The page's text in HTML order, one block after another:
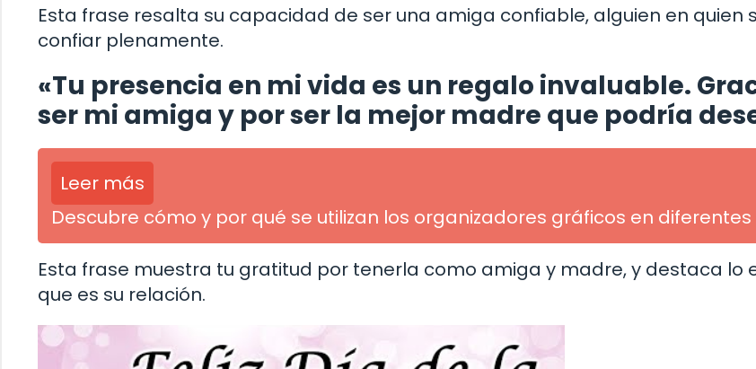
Esta frase resalta su capacidad de ser una amiga confiable, alguien en quien
confiar plenamente.
«Tu presencia en mi vida es un regalo invaluable.
ser mi amiga y por ser la mejor madre que podría
Leer más
Descubre cómo y por qué se utilizan los organizadores gráficos en
Esta frase muestra tu gratitud por tenerla como amiga y madre, y destaca lo
que es su relación.